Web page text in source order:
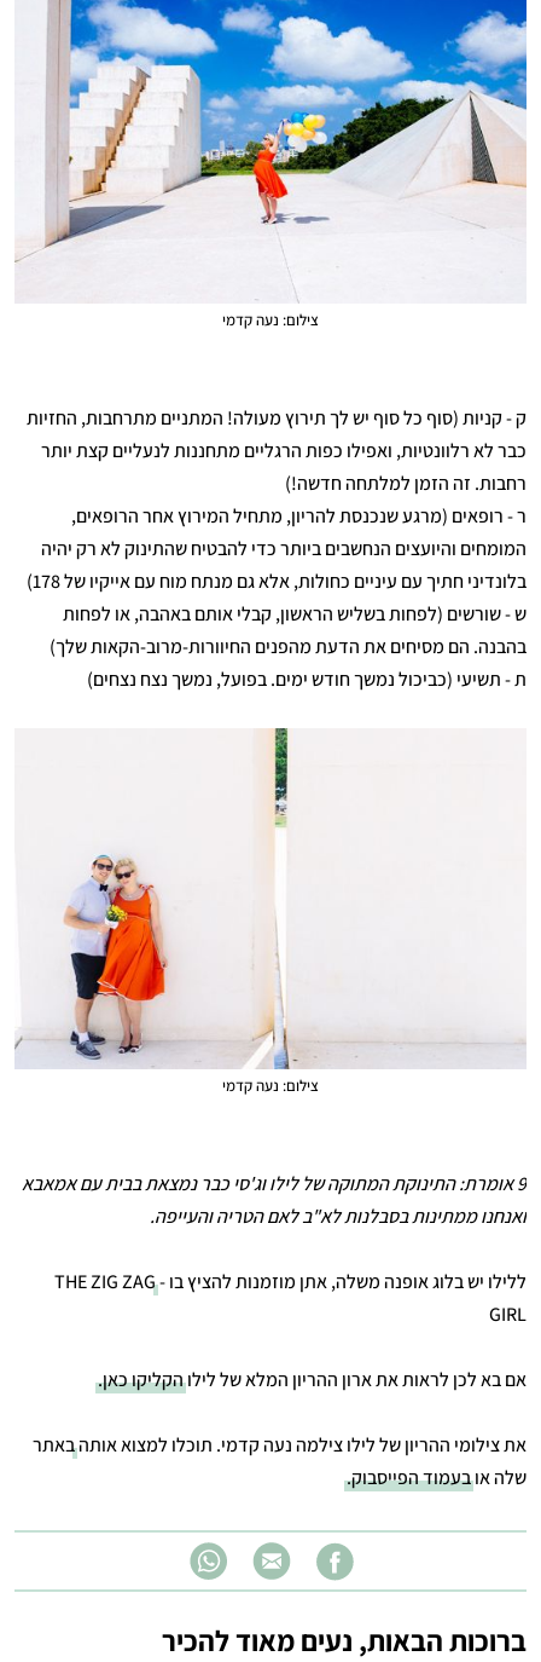
צילום: נעה קדמי
ק - קניות (סוף כל סוף יש לך תירוץ מעולה! המתניים מתרחבות, החזיות
כבר לא רלוונטיות, ואפילו כפות הרגליים מתחננות לנעליים קצת יותר
רחבות. זה הזמן למלתחה חדשה!)
ר - רופאים (מרגע שנכנסת להריון, מתחיל המירוץ אחר הרופאים,
המומחים והיועצים הנחשבים ביותר כדי להבטיח שהתינוק לא רק יהיה
בלונדיני חתיך עם עיניים כחולות, אלא גם מנתח מוח עם אייקיו של 178)
ש - שורשים (לפחות בשליש הראשון, קבלי אותם באהבה, או לפחות
בהבנה. הם מסיחים את הדעת מהפנים החיוורות-מרוב-הקאות שלך)
ת - תשיעי (כביכול נמשך חודש ימים. בפועל, נמשך נצח נצחים)
צילום: נעה קדמי
9 אומרת: התינוקת המתוקה של לילו וג'סי כבר נמצאת בבית עם אמאבא
ואנחנו ממתינות בסבלנות לא"ב לאם הטריה והעייפה.
ללילו יש בלוג אופנה משלה, אתן מוזמנות להציץ בו -THE ZIG ZAG
GIRL
אם בא לכן לראות את ארון ההריון המלא של לילוהקליקו כאן.
את צילומי ההריון של לילו צילמה נעה קדמי. תוכלו למצוא אותהבאתר
שלהאובעמוד הפייסבוק.
ברוכות הבאות, נעים מאוד להכיר